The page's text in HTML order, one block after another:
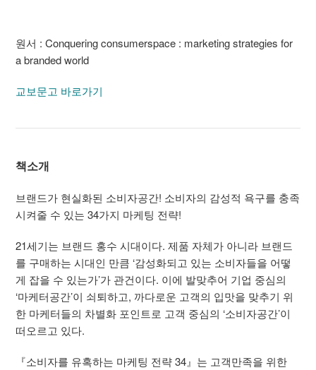
원서 : Conquering consumerspace : marketing strategies for
a branded world
교보문고 바로가기
책소개
브랜드가 현실화된 소비자공간! 소비자의 감성적 욕구를 충족
시켜줄 수 있는 34가지 마케팅 전략!
21세기는 브랜드 홍수 시대이다. 제품 자체가 아니라 브랜드
를 구매하는 시대인 만큼 ‘감성화되고 있는 소비자들을 어떻
게 잡을 수 있는가’가 관건이다. 이에 발맞추어 기업 중심의
‘마케터공간’이 쇠퇴하고, 까다로운 고객의 입맛을 맞추기 위
한 마케터들의 차별화 포인트로 고객 중심의 ‘소비자공간’이
떠오르고 있다.
『소비자를 유혹하는 마케팅 전략 34』는 고객만족을 위한